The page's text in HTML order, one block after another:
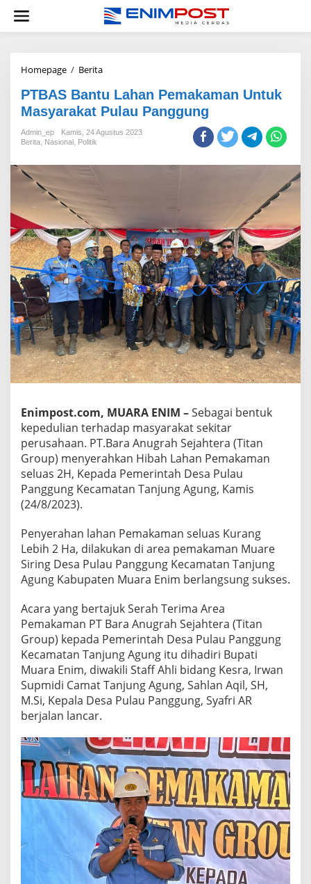
konten
Homepage / BeritaPTBAS
Lahan
Pemakaman
Untuk
Masyarakat
PTBAS Bantu Lahan Pemakaman Untuk
Masyarakat Pulau Panggung
Admin_ep
Kamis, 24 Agustus 2023
Berita Nasional Politik
Enimpost.com, MUARA ENIM –Sebagai bentuk
kepedulian terhadap masyarakat sekitar
perusahaan. PT.Bara Anugrah Sejahtera (Titan
Group) menyerahkan Hibah Lahan Pemakaman
seluas 2H, Kepada Pemerintah Desa Pulau
Panggung Kecamatan Tanjung Agung, Kamis
(24/8/2023).
Penyerahan lahan Pemakaman seluas Kurang
Lebih 2 Ha, dilakukan di area pemakaman Muare
Siring Desa Pulau Panggung Kecamatan Tanjung
Agung Kabupaten Muara Enim berlangsung sukses.
Acara yang bertajuk Serah Terima Area
Pemakaman PT Bara Anugrah Sejahtera (Titan
Group) kepada Pemerintah Desa Pulau Panggung
Kecamatan Tanjung Agung itu dihadiri Bupati
Muara Enim, diwakili Staff Ahli bidang Kesra, Irwan
Supmidi Camat Tanjung Agung, Sahlan Aqil, SH,
M.Si, Kepala Desa Pulau Panggung, Syafri AR
berjalan lancar.